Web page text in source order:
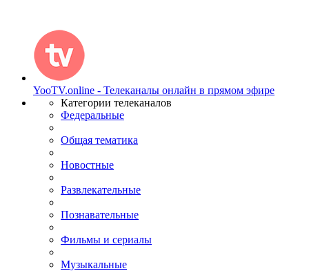
YooTV.online - Телеканалы онлайн в прямом эфире
Категории телеканалов
Федеральные
Общая тематика
Новостные
Развлекательные
Познавательные
Фильмы и сериалы
Музыкальные